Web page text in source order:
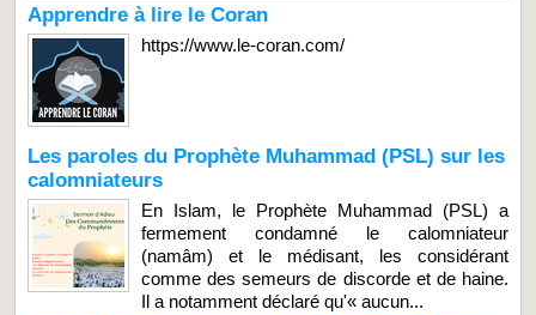
Apprendre à lire le Coran
https://www.le-coran.com/
Les paroles du Prophète Muhammad (PSL) sur les
calomniateurs
En Islam, le Prophète Muhammad (PSL) a
fermement condamné le calomniateur
(namâm) et le médisant, les considérant
comme des semeurs de discorde et de haine.
Il a notamment déclaré qu'« aucun...